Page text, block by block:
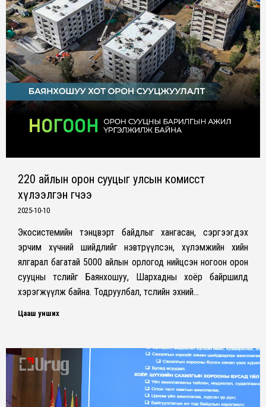
220 айлын орон сууцыг улсын комисст
хүлээлгэн өгчээ
2025-10-10
Экосистемийн тэнцвэрт байдлыг хангасан, сэргээгдэх
эрчим хүчний шийдлийг нэвтрүүлсэн, хүлэмжийн хийн
ялгарал багатай 5000 айлын орлогод нийцсэн ногоон орон
сууцны төслийг Баянхошуу, Шархадны хоёр байршилд
хэрэгжүүлж байна. Тодруулбал, төслийн эхний…
Цааш унших